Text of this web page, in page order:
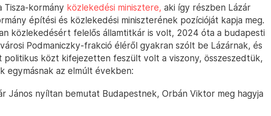
Tisza-kormány közlekedési minisztere, aki így részben Lázár
építési és közlekedési miniszterének pozícióját kapja meg.
közlekedésért felelős államtitkár is volt, 2024 óta a budapesti
Podmaniczky-frakció éléről gyakran szólt be Lázárnak, és
politikus közt kifejezetten feszült volt a viszony, összeszedtük,
egymásnak az elmúlt években:
János nyíltan bemutat Budapestnek, Orbán Viktor meg hagyja